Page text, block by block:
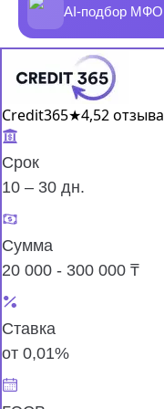
AI-подбор МФО
Credit365★4,52 отзыва
Срок
10 – 30 дн.
Сумма
20 000 - 300 000 ₸
Ставка
от 0,01%